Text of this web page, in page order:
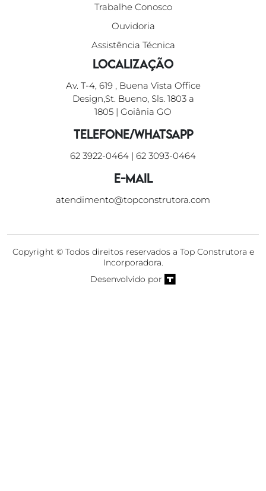
Trabalhe Conosco
Ouvidoria
Assistência Técnica
Localização
Av. T-4, 619 , Buena Vista Office
Design,St. Bueno, Sls. 1803 a
1805 | Goiânia GO
Telefone/WhatsApp
62 3922-0464 | 62 3093-0464
E-mail
atendimento@topconstrutora.com
Copyright © Todos direitos reservados a Top Construtora e
Incorporadora.
Desenvolvido por